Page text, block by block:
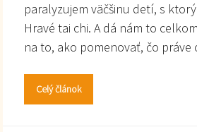
paralyzujem väčšinu detí, s
Hravé tai chi. A dá nám to
na to, ako pomenovať, čo práve
Celý článok